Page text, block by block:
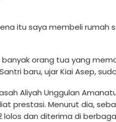
itu saya membeli rumah
banyak orang tua yang
baru, ujar Kiai Asep,
Aliyah Unggulan
prestasi. Menurut dia,
lolos dan diterima di